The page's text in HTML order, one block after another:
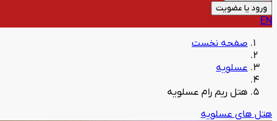
ورود یا عضویت
EN
صفحه نخست
عسلویه
هتل ریم رام عسلویه
هتل های عسلویه